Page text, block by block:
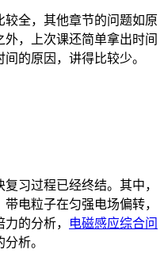
较全，其他章节的问题如原
，上次课还简单拿出时间
的原因，讲得比较少。
复习过程已经终结。其中，
电粒子在匀强电场偏转，
的分析，
电磁感应综合问
析。